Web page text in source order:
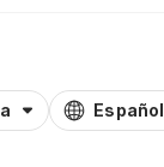
Español